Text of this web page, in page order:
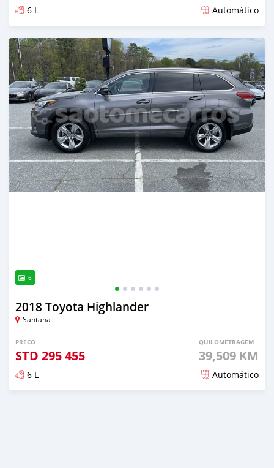
6 L Automático
Publicado mais de 2 anos atrás
6
2018 Toyota Highlander
Santana
PREÇO
STD 295 455
QUILOMETRAGEM
39,509 KM
6 L Automático